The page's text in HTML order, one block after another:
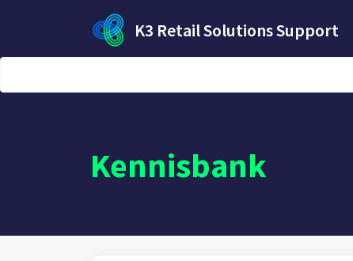
K3 Retail Solutions Support
Kennisbank